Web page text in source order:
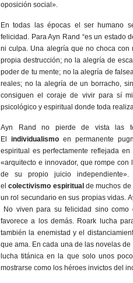
oposición social».
En todas las épocas el ser humano
felicidad. Para Ayn Rand “es un estado
ni culpa. Una alegría que no choca
propia destrucción; no la alegría de
poder de tu mente; no la alegría de
reales; no la alegría de un borracho,
consiguen el coraje de vivir para sí
psicológico y espiritual donde toda
Ayn Rand no pierde de vista las
El individualismo en permanente
espiritual es perfectamente reflejada
«arquitecto e innovador, que rompe
de su propio juicio
elcolectivismo espiritual de muchos
un rol secundario en sus propias vidas.
No viven para su felicidad sino
favorece a los demás. Roark lucha
también la enemistad y el
que ama. En cada una de las novelas
lucha titánica en la que solo unos
mostrarse como los héroes invictos del